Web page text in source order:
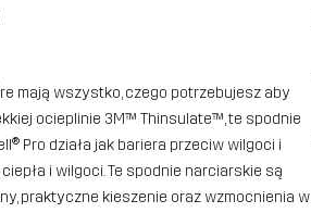
mają wszystko, czego potrzebujesz aby
ocieplinie 3M™ Thinsulate™, te spodnie
Pro działa jak bariera przeciw wilgoci i
i wilgoci. Te spodnie narciarskie są
praktyczne kieszenie oraz wzmocnienia w